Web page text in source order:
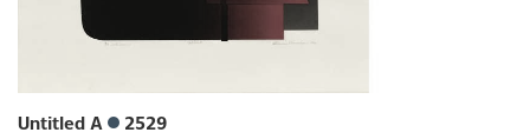
Untitled A 2529